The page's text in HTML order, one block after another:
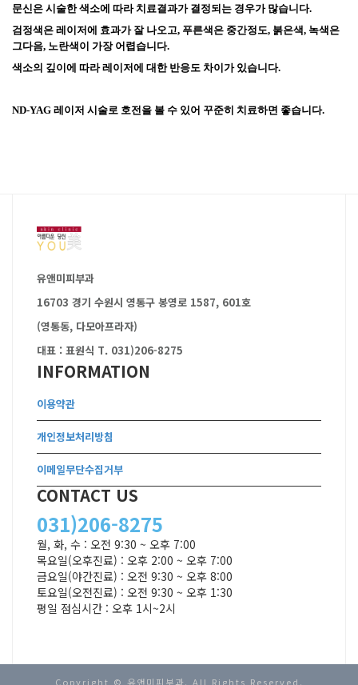
문신은 시술한 색소에 따라 치료결과가 결정되는 경우가 많습니다.
검정색은 레이저에 효과가 잘 나오고, 푸른색은 중간정도, 붉은색, 녹색은
그다음, 노란색이 가장 어렵습니다.
색소의 깊이에 따라 레이저에 대한 반응도 차이가 있습니다.
ND-YAG 레이저 시술로 호전을 볼 수 있어 꾸준히 치료하면 좋습니다.
유앤미피부과
16703 경기 수원시 영통구 봉영로 1587, 601호
(영통동, 다모아프라자)
대표 : 표원식 T. 031)206-8275
INFORMATION
이용약관
개인정보처리방침
이메일무단수집거부
CONTACT US
031)206-8275
월, 화, 수 : 오전 9:30 ~ 오후 7:00
목요일(오후진료) : 오후 2:00 ~ 오후 7:00
금요일(야간진료) : 오전 9:30 ~ 오후 8:00
토요일(오전진료) : 오전 9:30 ~ 오후 1:30
평일 점심시간 : 오후 1시~2시
Copyright © 유앤미피부과. All Rights Reserved.